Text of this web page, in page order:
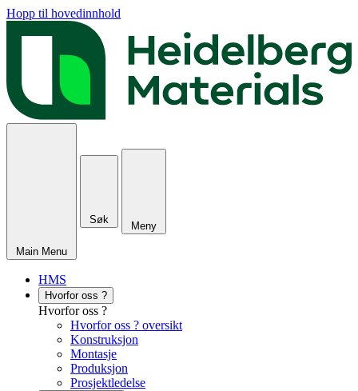
Hopp til hovedinnhold
Main Menu
Søk
Meny
HMS
Hvorfor oss ?
Hvorfor oss ?
Hvorfor oss ? oversikt
Konstruksjon
Montasje
Produksjon
Prosjektledelse